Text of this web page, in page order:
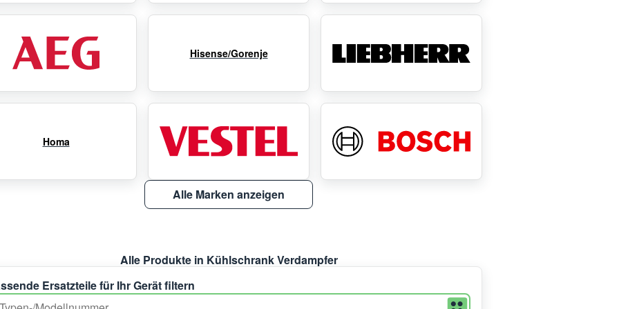
Hisense/Gorenje
Homa
Alle Marken anzeigen
Alle Produkte in Kühlschrank Verdampfer
Ersatzteile für Ihr Gerät filtern